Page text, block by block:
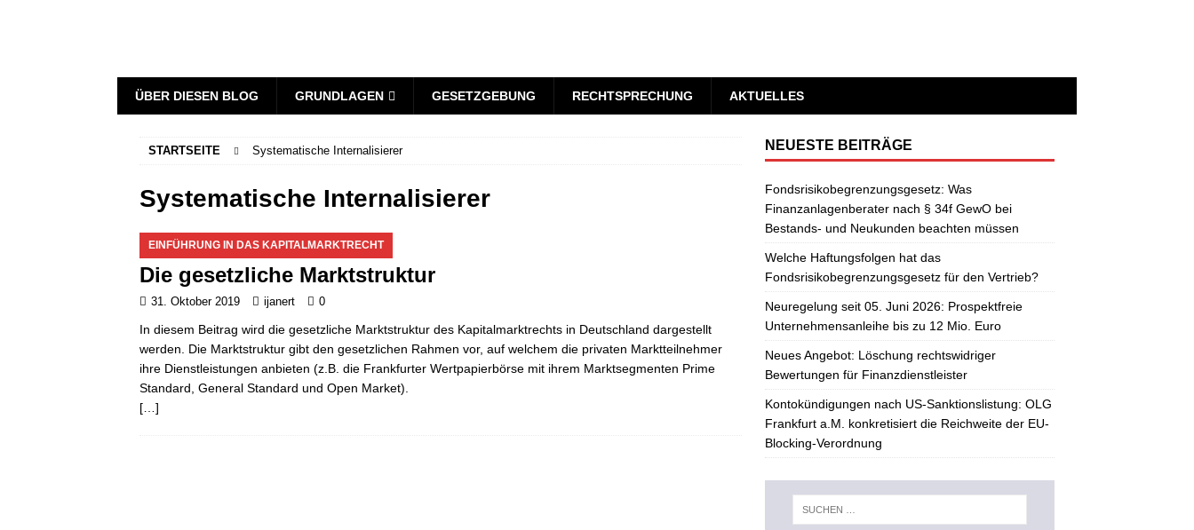
ÜBER DIESEN BLOG GRUNDLAGEN GESETZGEBUNG RECHTSPRECHUNG AKTUELLES
STARTSEITE Systematische Internalisierer
Systematische Internalisierer
EINFÜHRUNG IN DAS KAPITALMARKTRECHT
Die gesetzliche Marktstruktur
31. Oktober 2019 ijanert 0
In diesem Beitrag wird die gesetzliche Marktstruktur des Kapitalmarktrechts in Deutschland dargestellt
werden. Die Marktstruktur gibt den gesetzlichen Rahmen vor, auf welchem die privaten Marktteilnehmer
ihre Dienstleistungen anbieten (z.B. die Frankfurter Wertpapierbörse mit ihrem Marktsegmenten Prime
Standard, General Standard und Open Market).
[…]
NEUESTE BEITRÄGE
Fondsrisikobegrenzungsgesetz: Was
Finanzanlagenberater nach § 34f GewO bei
Bestands- und Neukunden beachten müssen
Welche Haftungsfolgen hat das
Fondsrisikobegrenzungsgesetz für den Vertrieb?
Neuregelung seit 05. Juni 2026: Prospektfreie
Unternehmensanleihe bis zu 12 Mio. Euro
Neues Angebot: Löschung rechtswidriger
Bewertungen für Finanzdienstleister
Kontokündigungen nach US-Sanktionslistung: OLG
Frankfurt a.M. konkretisiert die Reichweite der EU-
Blocking-Verordnung